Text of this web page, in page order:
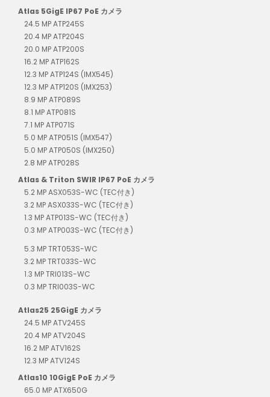
Atlas 5GigE IP67 PoE カメラ
24.5 MP ATP245S
20.4 MP ATP204S
20.0 MP ATP200S
16.2 MP ATP162S
12.3 MP ATP124S (IMX545)
12.3 MP ATP120S (IMX253)
8.9 MP ATP089S
8.1 MP ATP081S
7.1 MP ATP071S
5.0 MP ATP051S (IMX547)
5.0 MP ATP050S (IMX250)
2.8 MP ATP028S
Atlas & Triton SWIR IP67 PoE カメラ
5.2 MP ASX053S-WC (TEC付き)
3.2 MP ASX033S-WC (TEC付き)
1.3 MP ATP013S-WC (TEC付き)
0.3 MP ATP003S-WC (TEC付き)
5.3 MP TRT053S-WC
3.2 MP TRT033S-WC
1.3 MP TRI013S-WC
0.3 MP TRI003S-WC
Atlas25 25GigE カメラ
24.5 MP ATV245S
20.4 MP ATV204S
16.2 MP ATV162S
12.3 MP ATV124S
Atlas10 10GigE PoE カメラ
65.0 MP ATX650G